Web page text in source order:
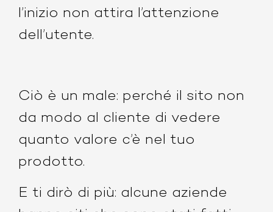
l’inizio non attira l’attenzione
dell’utente.
Ciò è un male: perché il sito non
da modo al cliente di vedere
quanto valore c’è nel tuo
prodotto.
E ti dirò di più: alcune aziende